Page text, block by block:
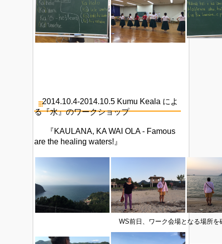
2014.10.4-2014.10.5 Kumu Keala によ
る『水』のワークショップ
『KAULANA, KA WAI OLA - Famous
are the healing waters!』
WS前日、ワーク会場となる場所